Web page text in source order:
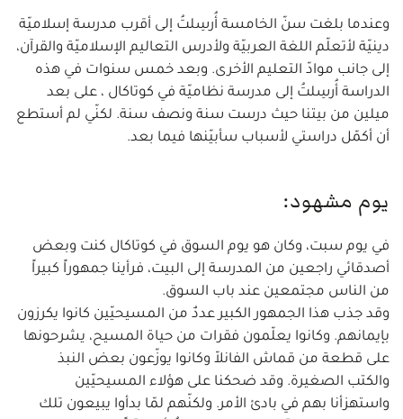
وعندما بلغت سنّ الخامسة أُرسِلتُ إلى أقرب مدرسة إسلاميّة
دينيّة لأتعلّم اللغة العربيّة ولأدرس التعاليم الإسلاميّة والقرآن،
إلى جانب موادّ التعليم الأخرى. وبعد خمس سنوات في هذه
الدراسة أُرسِلتُ إلى مدرسة نظاميّة في كوتاكال ، على بعد
ميلين من بيتنا حيث درست سنة ونصف سنة. لكنّي لم أستطع
أن أكمّل دراستي لأسباب سأبيّنها فيما بعد.
يوم مشهود:
في يوم سبت، وكان هو يوم السوق في كوتاكال كنت وبعض
أصدقائي راجعين من المدرسة إلى البيت، فرأينا جمهوراً كبيراً
من الناس مجتمعين عند باب السوق.
وقد جذب هذا الجمهور الكبير عددٌ من المسيحيّين كانوا يكرزون
بإيمانهم. وكانوا يعلّمون فقرات من حياة المسيح، يشرحونها
على قطعة من قماش الفانلاّ وكانوا يوزّعون بعض النبذ
والكتب الصغيرة. وقد ضحكنا على هؤلاء المسيحيّين
واستهزأنا بهم في بادئ الأمر. ولكنّهم لمّا بدأوا يبيعون تلك